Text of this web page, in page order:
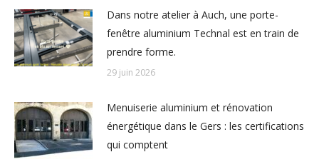
Dans notre atelier à Auch, une porte-
fenêtre aluminium Technal est en train de
prendre forme.
29 juin 2026
Menuiserie aluminium et rénovation
énergétique dans le Gers : les certifications
qui comptent